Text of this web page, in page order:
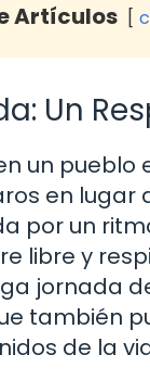
Artículos
Un
un pueblo
en lugar
por un
libre y
jornada
también
de la